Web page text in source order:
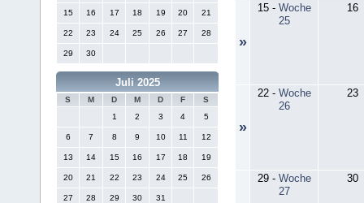
15 16 17 18 19 20 21
22 23 24 25 26 27 28
29 30
Juli 2025
S M D M D F
S
1
2 3 4 5
6 7 8 9 10 11 12
13 14 15 16 17 18 19
20 21 22 23 24 25 26
27 28 29 30 31
»
15- Woche
25
16
»
22- Woche
26
23
29- Woche
27
30